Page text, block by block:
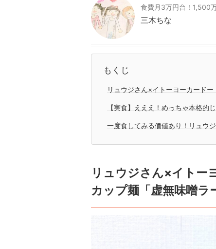
食費月3万円台！1,500
三木ちな
もくじ
リュウジさん×イトーヨーカード
【実食】えええ！めっちゃ本格的
一度食してみる価値あり！リュウ
リュウジさん×イトー
カップ麺「虚無味噌ラ